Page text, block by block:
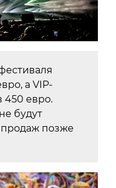
а VIP-
450 евро.
будут
продаж позже